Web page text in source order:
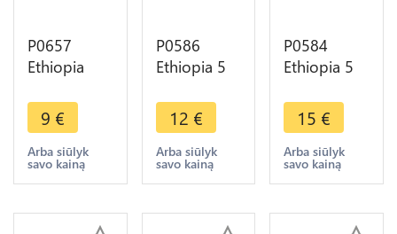
P0657
Ethiopia
Cent
Edward VII
1909 -
>Make
9 €
Arba siūlyk
savo kainą
P0586
Ethiopia 5
Hailé
Selassié I
1936 1944
->Make
12 €
Arba siūlyk
savo kainą
P0584
Ethiopia 5
Haile
Selassie I EE
1923 1931
->Make
15 €
Arba siūlyk
savo kainą